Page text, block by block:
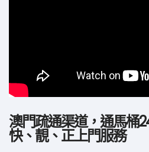
澳門疏通渠道，通馬桶
快、靚、正上門服務